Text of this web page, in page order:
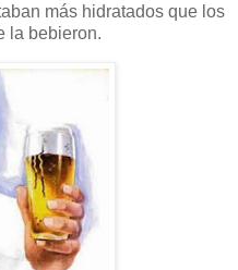
más hidratados que los
la bebieron.